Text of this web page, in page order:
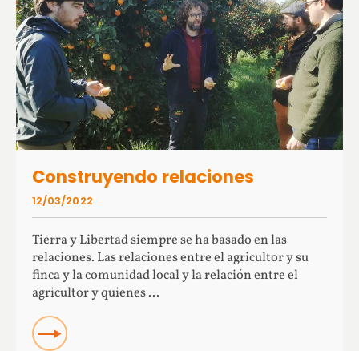
Construyendo relaciones
Tierra y Libertad siempre se ha basado en las
relaciones. Las relaciones entre el agricultor y su
finca y la comunidad local y la relación entre el
agricultor y quienes ...
READ
12/03/2022